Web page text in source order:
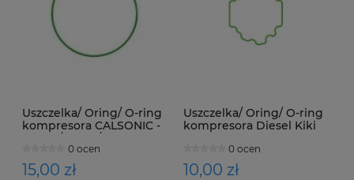
Uszczelka/ Oring/ O-ring
kompresora CALSONIC -
V5-15C/V5-15F/V5-15G
DAEWOO - V5 DIESEL
KIKI - DKS16H/DKS16H
0 ocen
15,00 zł
Uszczelka/ Oring/ O-ring
kompresora Diesel Kiki
0 ocen
10,00 zł